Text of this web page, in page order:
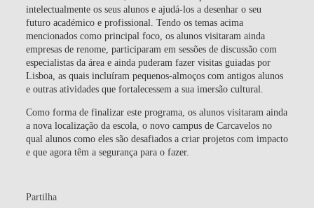
intelectualmente os seus alunos e ajudá-los a desenhar o seu
futuro académico e profissional. Tendo os temas acima
mencionados como principal foco, os alunos visitaram ainda
empresas de renome, participaram em sessões de discussão com
especialistas da área e ainda puderam fazer visitas guiadas por
Lisboa, as quais incluíram pequenos-almoços com antigos alunos
e outras atividades que fortalecessem a sua imersão cultural.
Como forma de finalizar este programa, os alunos visitaram ainda
a nova localização da escola, o novo campus de Carcavelos no
qual alunos como eles são desafiados a criar projetos com impacto
e que agora têm a segurança para o fazer.
Partilha